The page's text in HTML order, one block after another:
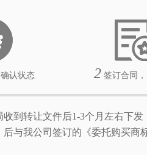
认状态 2 签订合同
收到转让文件后1-3个月左右下
与我公司签订的《委托购买商